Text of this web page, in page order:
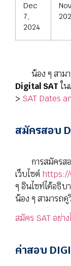
Dec
7,
2024
น้อง ๆ สามาร
Digital SAT ใ
> SAT Dates
สมัครสอบ
การสมัครสอ
เว็บไซต์
ๆ อินไซท์ได้อธิ
น้อง ๆ สามารถ
สมัคร SAT อย่า
ค่าสอบ